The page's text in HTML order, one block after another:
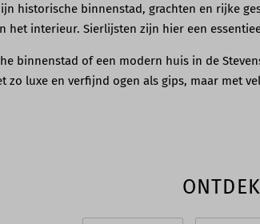
historische binnenstad, grachten en rijke
het interieur. Sierlijsten zijn hier een
binnenstad of een modern huis in de
zo luxe en verfijnd ogen als gips, maar met